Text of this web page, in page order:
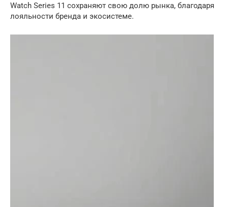
Watch Series 11 сохраняют свою долю рынка, благодаря
лояльности бренда и экосистеме.